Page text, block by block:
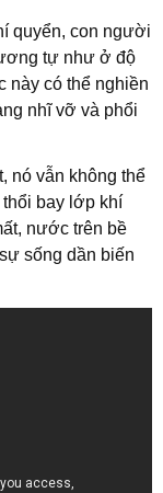
quyển, con người
tự như ở độ
này có thể nghiền
nhĩ vỡ và phổi
nó vẫn không thể
bay lớp khí
nước trên bề
sống dần biến